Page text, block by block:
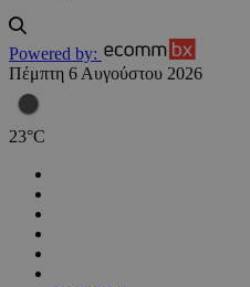
Powered by:
Πέμπτη 6 Αυγούστου 2026
23°C